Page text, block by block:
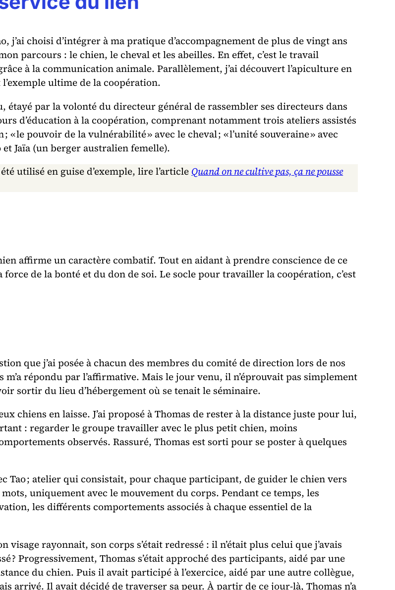
choisi d’intégrer à ma pratique d’accompagnement de plus de vingt ans
parcours : le chien, le cheval et les abeilles. En effet, c’est le travail
à la communication animale. Parallèlement, j’ai découvert l’apiculture en
ultime de la coopération.
par la volonté du directeur général de rassembler ses directeurs dans
d’éducation à la coopération, comprenant notamment trois ateliers assistés
« le pouvoir de la vulnérabilité » avec le cheval ; « l’unité souveraine » avec
Jaïa (un berger australien femelle).
utilisé en guise d’exemple, lire l’article Quand on ne cultive pas, ça ne pousse
affirme un caractère combatif. Tout en aidant à prendre conscience de ce
de la bonté et du don de soi. Le socle pour travailler la coopération, c’est
que j’ai posée à chacun des membres du comité de direction lors de nos
répondu par l’affirmative. Mais le jour venu, il n’éprouvait pas simplement
sortir du lieu d’hébergement où se tenait le séminaire.
chiens en laisse. J’ai proposé à Thomas de rester à la distance juste pour lui,
: regarder le groupe travailler avec le plus petit chien, moins
observés. Rassuré, Thomas est sorti pour se poster à quelques
Tao ; atelier qui consistait, pour chaque participant, de guider le chien vers
uniquement avec le mouvement du corps. Pendant ce temps, les
les différents comportements associés à chaque essentiel de la
visage rayonnait, son corps s’était redressé : il n’était plus celui que j’avais
? Progressivement, Thomas s’était approché des participants, aidé par une
du chien. Puis il avait participé à l’exercice, aidé par une autre collègue,
arrivé. Il avait décidé de traverser sa peur. À partir de ce jour-là, Thomas n’a